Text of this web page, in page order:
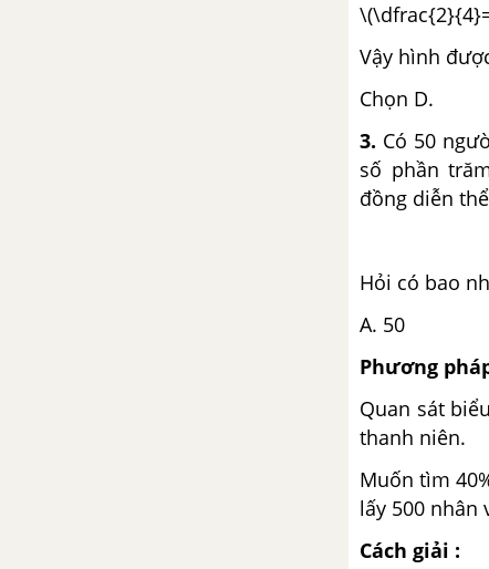
Vậy hình
Chọn D.
3. Có 50
số phần
đồng diễn
Hỏi có bao
A.
Phương
Quan sát
thanh niên.
Muốn tìm
lấy 500 nhân
Cách giải :